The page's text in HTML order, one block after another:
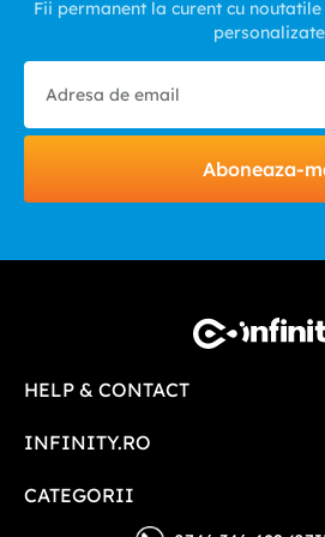
Fii permanent la curent cu
personalizate
Aboneaza-
HELP & CONTACT
INFINITY.RO
CATEGORII